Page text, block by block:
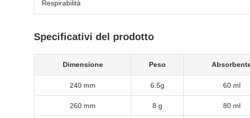
Respirabilità
Specificativi del prodotto
Dimensione Peso
240 mm 6.5g 60 ml
260 mm 8 g 80 ml